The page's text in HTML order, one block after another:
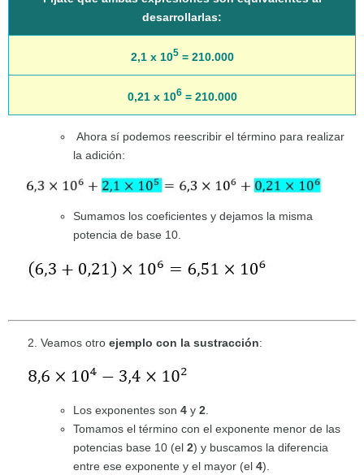
desarrollarlas:
2,1 x 105= 210.000
0,21 x 106= 210.000
Ahora sí podemos reescribir el término para realizar
la adición:
Sumamos los coeficientes y dejamos la misma
potencia de base 10.
Veamos otro ejemplo con la sustracción:
Los exponentes son 4 y 2.
Tomamos el término con el exponente menor de las
potencias base 10 (el 2) y buscamos la diferencia
entre ese exponente y el mayor (el 4).